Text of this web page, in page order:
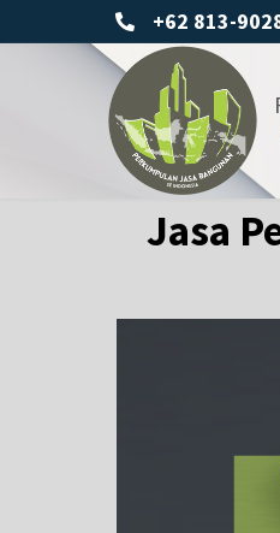
+62 813-
Jasa